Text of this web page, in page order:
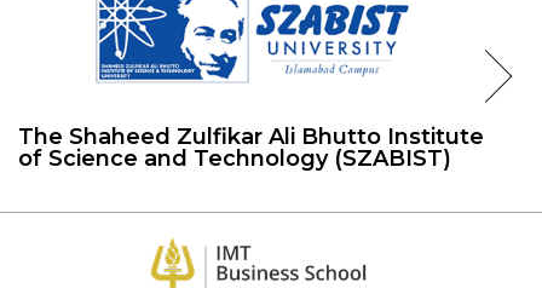
The Shaheed Zulfikar Ali Bhutto Institute
of Science and Technology (SZABIST)